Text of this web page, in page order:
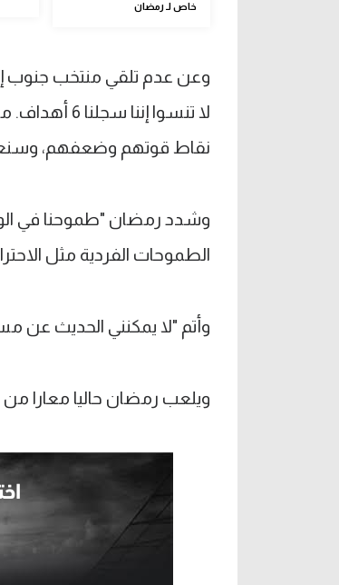
خاص لـ رمضان
وعن عدم تلقي منتخب جنوب
لا تنسوا
نقاط قوتهم وضعفهم،
وشدد رمضان "طموحنا في
الطموحات الفردية مثل
وأتم "لا يمكنني الحديث عن
ويلعب رمضان حاليا معارا من